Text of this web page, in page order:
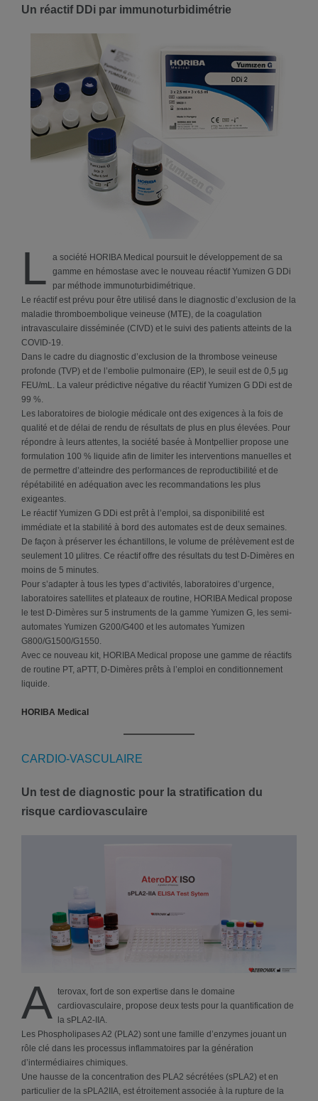
Un réactif DDi par immunoturbidimétrie
L
a société HORIBA Medical poursuit le développement de sa
gamme en hémostase avec le nouveau réactif Yumizen G DDi
par méthode immunoturbidimétrique.
Le réactif est prévu pour être utilisé dans le diagnostic d’exclusion de la
maladie thromboembolique veineuse (MTE), de la coagulation
intravasculaire disséminée (CIVD) et le suivi des patients atteints de la
COVID-19.
Dans le cadre du diagnostic d’exclusion de la thrombose veineuse
profonde (TVP) et de l’embolie pulmonaire (EP), le seuil est de 0,5 µg
FEU/mL. La valeur prédictive négative du réactif Yumizen G DDi est de
99 %.
Les laboratoires de biologie médicale ont des exigences à la fois de
qualité et de délai de rendu de résultats de plus en plus élevées. Pour
répondre à leurs attentes, la société basée à Montpellier propose une
formulation 100 % liquide afin de limiter les interventions manuelles et
de permettre d’atteindre des performances de reproductibilité et de
répétabilité en adéquation avec les recommandations les plus
exigeantes.
Le réactif Yumizen G DDi est prêt à l’emploi, sa disponibilité est
immédiate et la stabilité à bord des automates est de deux semaines.
De façon à préserver les échantillons, le volume de prélèvement est de
seulement 10 µlitres. Ce réactif offre des résultats du test D-Dimères en
moins de 5 minutes.
Pour s’adapter à tous les types d’activités, laboratoires d’urgence,
laboratoires satellites et plateaux de routine, HORIBA Medical propose
le test D-Dimères sur 5 instruments de la gamme Yumizen G, les semi-
automates Yumizen G200/G400 et les automates Yumizen
G800/G1500/G1550.
Avec ce nouveau kit, HORIBA Medical propose une gamme de réactifs
de routine PT, aPTT, D-Dimères prêts à l’emploi en conditionnement
liquide.
HORIBA Medical
CARDIO-VASCULAIRE
Un test de diagnostic pour la stratification du
risque cardiovasculaire
A terovax, fort de son expertise dans le domaine
cardiovasculaire, propose deux tests pour la quantification de
la sPLA2-IIA.
Les Phospholipases A2 (PLA2) sont une famille d’enzymes jouant un
rôle clé dans les processus inflammatoires par la génération
d’intermédiaires chimiques.
Une hausse de la concentration des PLA2 sécrétées (sPLA2) et en
particulier de la sPLA2IIA, est étroitement associée à la rupture de la